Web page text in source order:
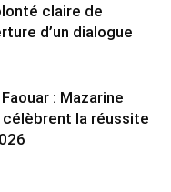
claire de
d’un dialogue
: Mazarine
célèbrent la réussite